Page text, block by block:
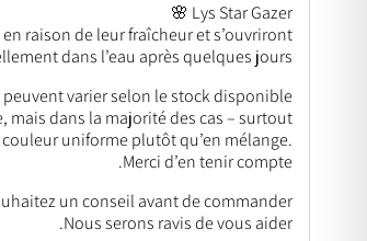
Lys Star Gazer 🌸
raison de leur fraîcheur et s’ouvriront
dans l’eau après quelques jours.
peuvent varier selon le stock disponible.
dans la majorité des cas – surtout
uniforme plutôt qu’en mélange.
Merci d’en tenir compte.
un conseil avant de commander ?
Nous serons ravis de vous aider.